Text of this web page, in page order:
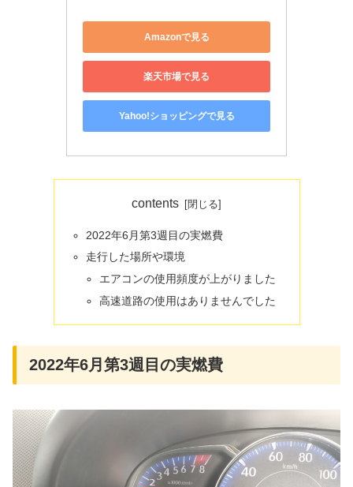
Amazonで見る
楽天市場で見る
Yahoo!ショッピングで見る
contents
2022年6月第3週目の実燃費
走行した場所や環境
エアコンの使用頻度が上がりました
高速道路の使用はありませんでした
2022年6月第3週目の実燃費